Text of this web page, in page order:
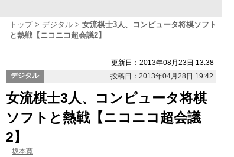
トップ デジタル
女流棋士3人、コンピュータ将棋ソフト
と熱戦【ニコニコ超会議2】
更新日：2013年08月23日 13:38
デジタル
投稿日：2013年04月28日 19:42
女流棋士3人、コンピュータ将棋
ソフトと熱戦【ニコニコ超会議
2】
坂本寛